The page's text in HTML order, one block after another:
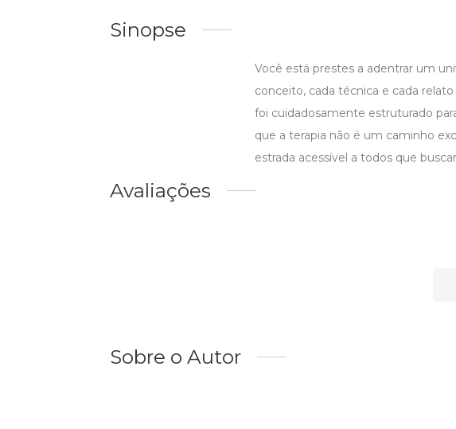
Sinopse
Você está prestes a adentrar um
conceito, cada técnica e cada
foi cuidadosamente estruturado
que a terapia não é um caminho
estrada acessível a todos que
Avaliações
Sobre o Autor